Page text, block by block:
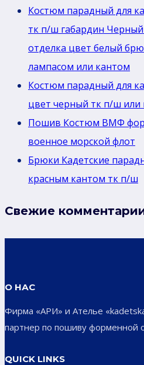
Костюм парадный для
тк п/ш габардин
отделка цвет белый
лaмпасом или кантом
Костюм парадный для
цвет черный тк п/ш или
Пошив Костюм ВМФ
военное морской флот
Брюки Кадетские
красным кантом тк п/ш
Свежие
О НАС
Фирма «АРИ» и Ателье
партнер по пошиву форменной
QUICK LINKS